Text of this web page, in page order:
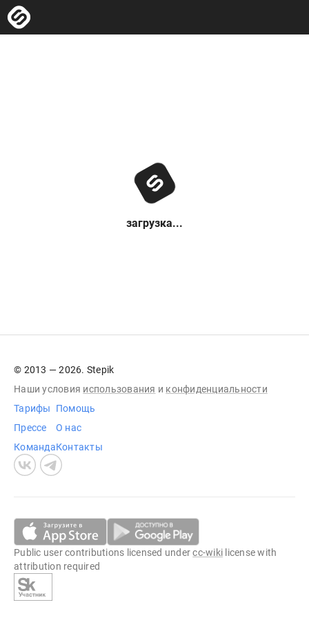
загрузка...
© 2013 — 2026. Stepik
Наши условия использования и конфиденциальности
Тарифы
Прессе
Команда
Помощь
О нас
Контакты
Public user contributions licensed undercc-wiki license with
attribution required